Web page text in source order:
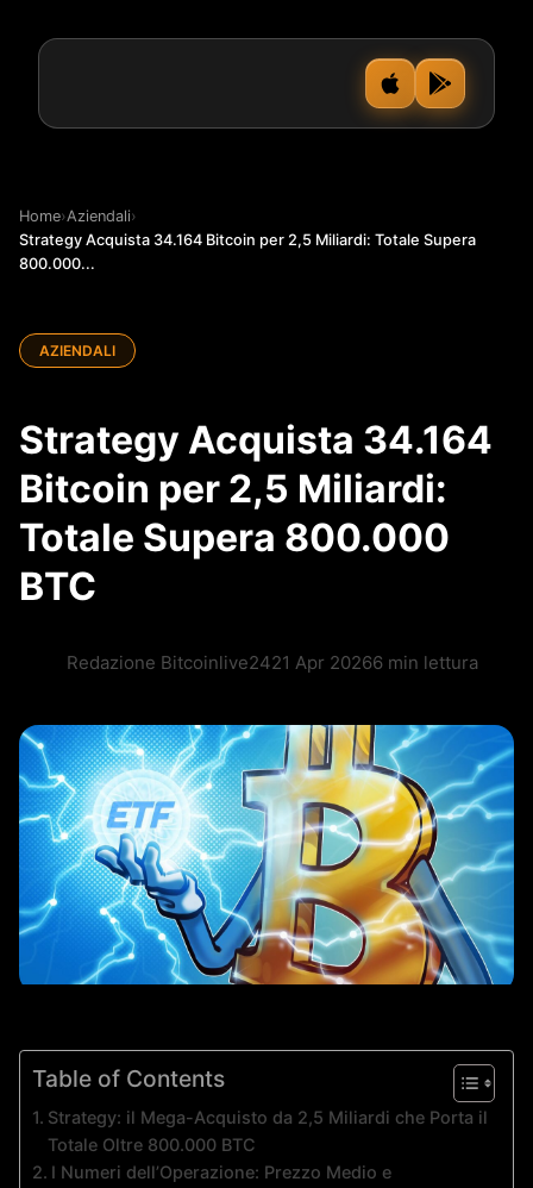
Home›Aziendali›
Strategy Acquista 34.164 Bitcoin per 2,5 Miliardi: Totale Supera
800.000...
AZIENDALI
Strategy Acquista 34.164
Bitcoin per 2,5 Miliardi:
Totale Supera 800.000
BTC
Redazione Bitcoinlive2421 Apr 20266 min lettura
Table of Contents
Strategy: il Mega-Acquisto da 2,5 Miliardi che Porta il
Totale Oltre 800.000 BTC
I Numeri dell’Operazione: Prezzo Medio e